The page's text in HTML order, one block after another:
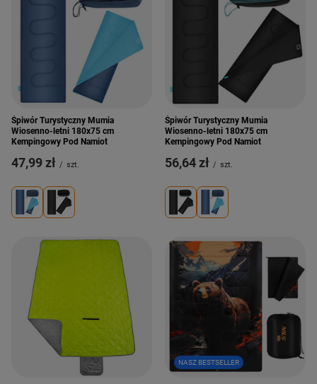
Śpiwór Turystyczny Mumia
Wiosenno-letni 180x75 cm
Kempingowy Pod Namiot
47,99 zł / szt.
Śpiwór Turystyczny Mumia
Wiosenno-letni 180x75 cm
Kempingowy Pod Namiot
56,64 zł / szt.
NASZ BESTSELLER